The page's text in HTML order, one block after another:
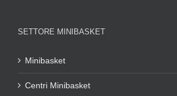
SETTORE MINIBASKET
Minibasket
Centri Minibasket